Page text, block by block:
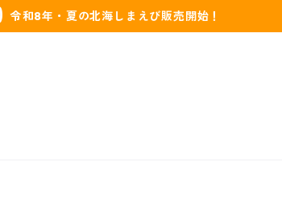
令和8年・夏の北海しまえび販売開始！